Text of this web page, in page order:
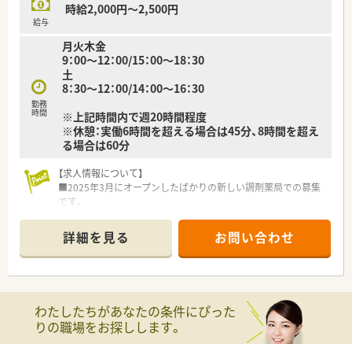
給与
時給2,000円～2,500円
勤務
時間
月火木金
9：00～12：00/15：00～18：30
土
8：30～12：00/14：00～16：30
※上記時間内で週20時間程度
※休憩：実働6時間を超える場合は45分、8時間を超え
る場合は60分
【求人情報について】
■2025年3月にオープンしたばかりの新しい調剤薬局での募集
です。
可能です。
■残業はほとんど発生しないため、仕事後の時間を有効に活用で
きます。
■新規開局に伴い、これから一緒に薬局を創り上げていく仲間を
募集します。
■地域医療に貢献したいという想いをお持ちの方を心よりお待
詳細を見る お問い合わせ
わたしたちがあなたの条件にぴった
りの職場をお探しします。